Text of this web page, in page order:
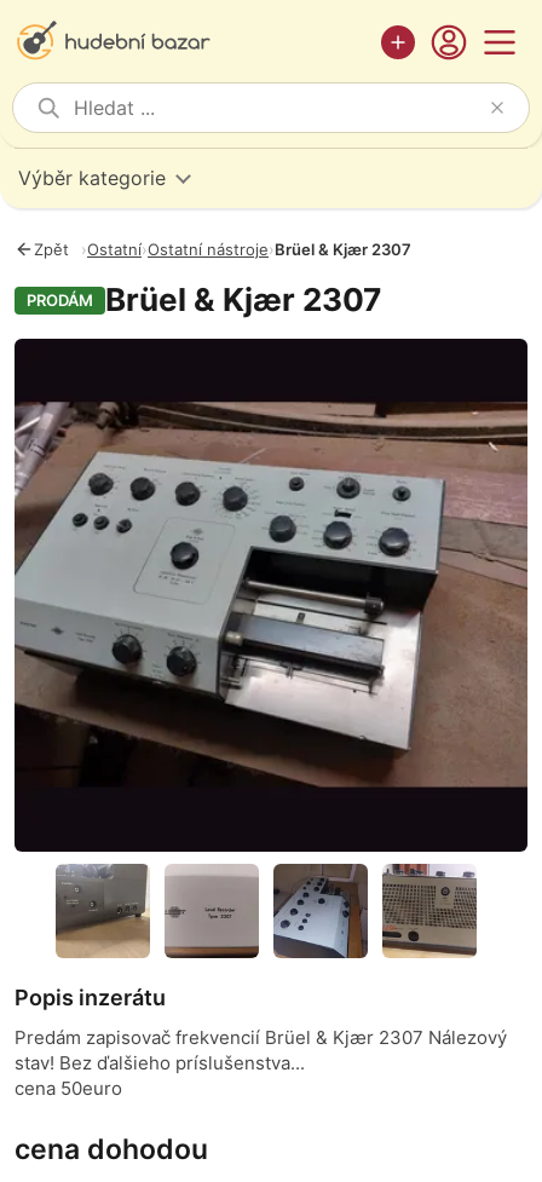
Výběr kategorie
Zpět ›Ostatní›Ostatní nástroje›Brüel & Kjær 2307
PRODÁM Brüel & Kjær 2307
Fotografie
cena dohodou
Popis inzerátu
Predám zapisovač frekvencií Brüel & Kjær 2307 Nálezový
stav! Bez ďalšieho príslušenstva...
cena 50euro